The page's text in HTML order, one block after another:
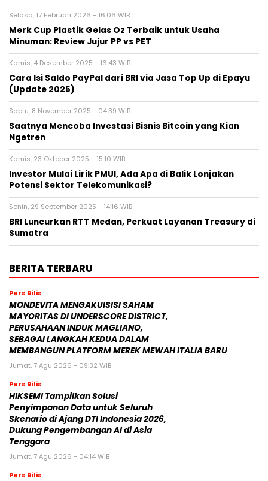
Selasa, 17 Februari 2026 - 16:06 WIB
Merk Cup Plastik Gelas Oz Terbaik untuk Usaha
Minuman: Review Jujur PP vs PET
Kamis, 4 Desember 2025 - 16:43 WIB
Cara Isi Saldo PayPal dari BRI via Jasa Top Up di Epayu
(Update 2025)
Sabtu, 8 November 2025 - 04:39 WIB
Saatnya Mencoba Investasi Bisnis Bitcoin yang Kian
Ngetren
Kamis, 23 Oktober 2025 - 15:10 WIB
Investor Mulai Lirik PMUI, Ada Apa di Balik Lonjakan
Potensi Sektor Telekomunikasi?
Senin, 29 September 2025 - 14:16 WIB
BRI Luncurkan RTT Medan, Perkuat Layanan Treasury di
Sumatra
BERITA TERBARU
Pers Rilis
MONDEVITA MENGAKUISISI SAHAM
MAYORITAS DI UNDERSCORE DISTRICT,
PERUSAHAAN INDUK MAGLIANO,
SEBAGAI LANGKAH KEDUA DALAM
MEMBANGUN PLATFORM MEREK MEWAH ITALIA BARU
Jumat, 7 Agu 2026 - 09:32 WIB
Pers Rilis
HIKSEMI Tampilkan Solusi
Penyimpanan Data untuk Seluruh
Skenario di Ajang DTI Indonesia 2026,
Dukung Pengembangan AI di Asia
Tenggara
Jumat, 7 Agu 2026 - 04:14 WIB
Pers Rilis